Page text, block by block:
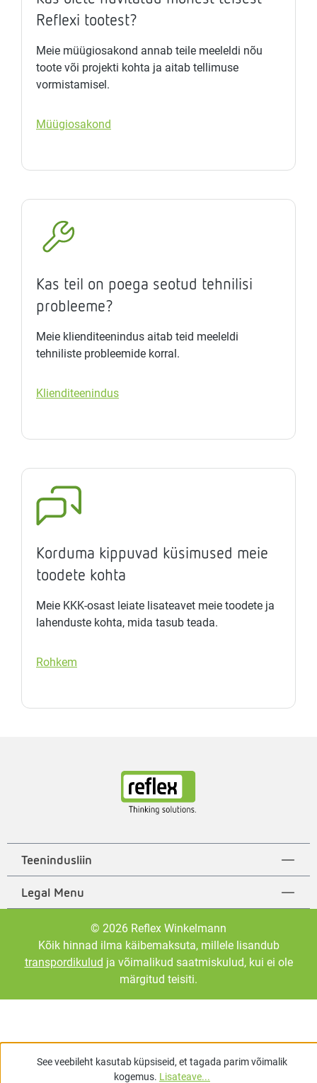
Reflexi tootest?
Meie müügiosakond annab teile meeleldi nõu
toote või projekti kohta ja aitab tellimuse
vormistamisel.
Müügiosakond
Kas teil on poega seotud tehnilisi
probleeme?
Meie klienditeenindus aitab teid meeleldi
tehniliste probleemide korral.
Klienditeenindus
Korduma kippuvad küsimused meie
toodete kohta
Meie KKK-osast leiate lisateavet meie toodete ja
lahenduste kohta, mida tasub teada.
Rohkem
Teenindusliin
Legal Menu
© 2026 Reflex Winkelmann
Kõik hinnad ilma käibemaksuta, millele lisandub
transpordikulud ja võimalikud saatmiskulud, kui ei ole
märgitud teisiti.
See veebileht kasutab küpsiseid, et tagada parim võimalik
kogemus. Lisateave...